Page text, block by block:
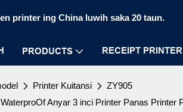
printer ing China luwih saka 20 taun.
PRODUCTS RECEIPT PRINTER
Printer Kuitansi
ZY905
Anyar 3 inci Printer Panas Printer